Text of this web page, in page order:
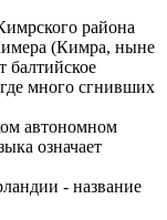
района
(Кимра, ныне
балтийское
много сгнивших
автономном
означает
- название